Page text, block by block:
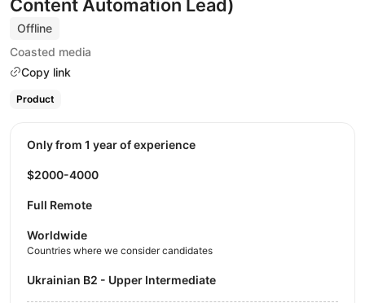
Content Automation Lead)
Offline
Coasted media
Copy link
Product
Only from 1 year of experience
$2000-4000
Full Remote
Worldwide
Countries where we consider candidates
Ukrainian B2 - Upper Intermediate